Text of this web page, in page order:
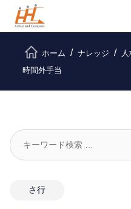
ホーム ナレッジ
時間外手当
さ行